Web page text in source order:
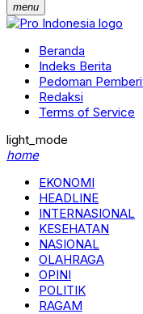
menu
Beranda
Indeks Berita
Pedoman
Redaksi
Terms of Service
light_mode
home
EKONOMI
HEADLINE
INTERNASIONAL
KESEHATAN
NASIONAL
OLAHRAGA
OPINI
POLITIK
RAGAM